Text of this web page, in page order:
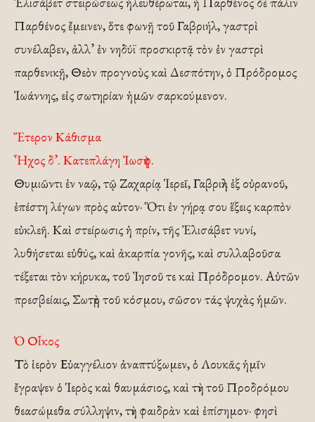
Παρθένος ἔμεινεν, ὅτε φωνῇ τοῦ Γαβριήλ, γαστρὶ
συνέλαβεν, ἀλλ’ ἐν νηδύϊ προσκιρτᾷ τὸν ἐν γαστρὶ
παρθενικῇ, Θεὸν προγνοὺς καὶ Δεσπότην, ὁ Πρόδρομος
Ἰωάννης, εἰς σωτηρίαν ἡμῶν σαρκούμενον.
Ἕτερον Κάθισμα
Ἦχος δ’. Κατεπλάγη Ἰωσὴφ.
Θυμιῶντι ἐν ναῷ, τῷ Ζαχαρίᾳ Ἱερεῖ, Γαβριὴλ ἐξ οὐρανοῦ,
ἐπέστη λέγων πρὸς αὐτον· Ὅτι ἐν γήρᾳ σου ἕξεις καρπὸν
εὐκλεῆ. Καὶ στείρωσις ἡ πρίν, τῆς Ἐλισάβετ νυνί,
λυθήσεται εὐθύς, καὶ ἀκαρπία γονῆς, καὶ συλλαβοῦσα
τέξεται τὸν κήρυκα, τοῦ Ἰησοῦ τε καὶ Πρόδρομον. Αὐτῶν
πρεσβείαις, Σωτὴρ τοῦ κόσμου, σῶσον τάς ψυχὰς ἡμῶν.
Ὁ Οἶκος
Τὸ ἱερὸν Εὐαγγέλιον ἀναπτύξωμεν, ὁ Λουκᾶς ἡμῖν
ἔγραψεν ὁ Ἱερὸς καὶ θαυμάσιος, καὶ τὴν τοῦ Προδρόμου
θεασώμεθα σύλληψιν, τὴν φαιδρὰν καὶ ἐπίσημον· φησὶ